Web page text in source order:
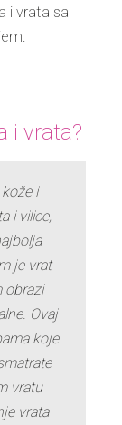
i vrata sa
i vrata?
i
i vilice,
je vrat
obrazi
Ovaj
koje
vratu
vrata